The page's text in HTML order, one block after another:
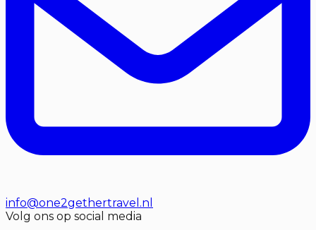
info@one2gethertravel.nl
Volg ons op social media